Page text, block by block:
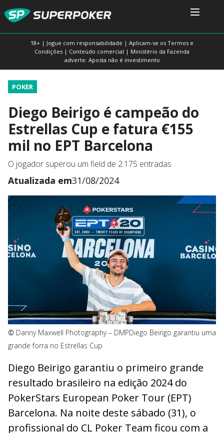
18+ | Jogue com responsabilidade | Aplicam-se os Termos e
Condições | Conteúdo comercial | Ministério da Fazenda
adverte: Aposta não é investimento
POKER
Diego Beirigo é campeão do
Estrellas Cup e fatura €155
mil no EPT Barcelona
O jogador superou um field de 2.175 entradas
Atualizada em31/08/2024
© Danny Maxwell Photography – DMPDiego Beirigo garantiu uma
grande forra no Estrellas Cup
Diego Beirigo garantiu o primeiro grande
resultado brasileiro na edição 2024 do
PokerStars European Poker Tour (EPT)
Barcelona. Na noite deste sábado (31), o
profissional do CL Poker Team ficou com a